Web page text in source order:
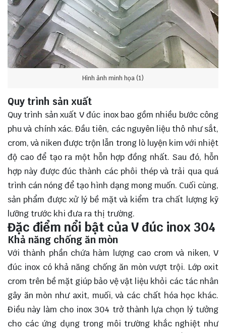
Hình ảnh minh họa (1)
Quy trình sản xuất
Quy trình sản xuất V đúc inox bao gồm nhiều bước công
phu và chính xác. Đầu tiên, các nguyên liệu thô như sắt,
crom, và niken được trộn lẫn trong lò luyện kim với nhiệt
độ cao để tạo ra một hỗn hợp đồng nhất. Sau đó, hỗn
hợp này được đúc thành các phôi thép và trải qua quá
trình cán nóng để tạo hình dạng mong muốn. Cuối cùng,
sản phẩm được xử lý bề mặt và kiểm tra chất lượng kỹ
lưỡng trước khi đưa ra thị trường.
Đặc điểm nổi bật của V đúc inox 304
Khả năng chống ăn mòn
Với thành phần chứa hàm lượng cao crom và niken, V
đúc inox có khả năng chống ăn mòn vượt trội. Lớp oxit
crom trên bề mặt giúp bảo vệ vật liệu khỏi các tác nhân
gây ăn mòn như axit, muối, và các chất hóa học khác.
Điều này làm cho inox 304 trở thành lựa chọn lý tưởng
cho các ứng dụng trong môi trường khắc nghiệt như